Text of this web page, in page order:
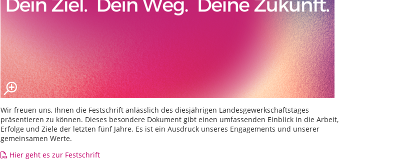
Wir freuen uns, Ihnen die Festschrift anlässlich des diesjährigen Landesgewerkschaftstages
präsentieren zu können. Dieses besondere Dokument gibt einen umfassenden Einblick in die Arbeit,
Erfolge und Ziele der letzten fünf Jahre. Es ist ein Ausdruck unseres Engagements und unserer
gemeinsamen Werte.
Hier geht es zur Festschrift